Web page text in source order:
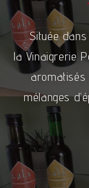
Située
la Vinaigrerie
aromatisés
mélanges